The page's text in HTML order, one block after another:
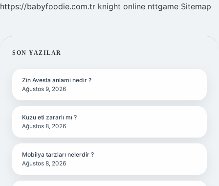
https://babyfoodie.com.tr knight online nttgame Sitemap
SIDEBAR
SON YAZILAR
Zin Avesta anlami nedir ?
Ağustos 9, 2026
Kuzu eti zararlı mı ?
Ağustos 8, 2026
Mobilya tarzları nelerdir ?
Ağustos 8, 2026